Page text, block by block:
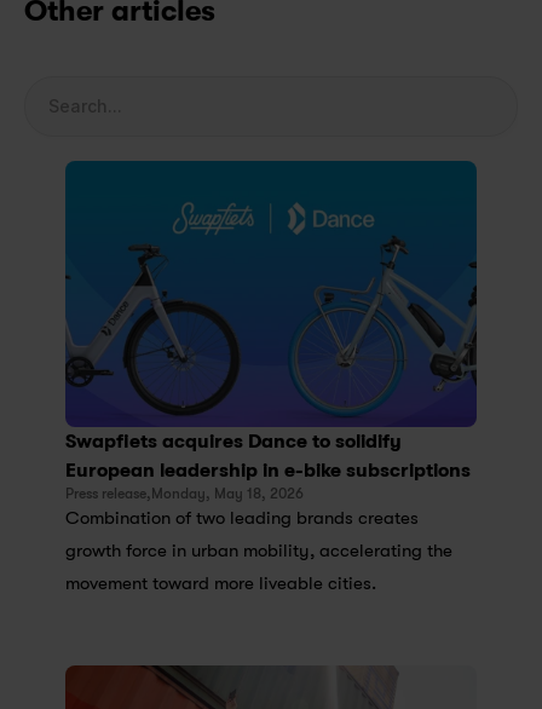
Search...
Other articles
Swapfiets acquires Dance to solidify
European leadership in e-bike subscriptions
Press release, Monday, May 18, 2026
Combination of two leading brands creates
growth force in urban mobility, accelerating the
movement toward more liveable cities.